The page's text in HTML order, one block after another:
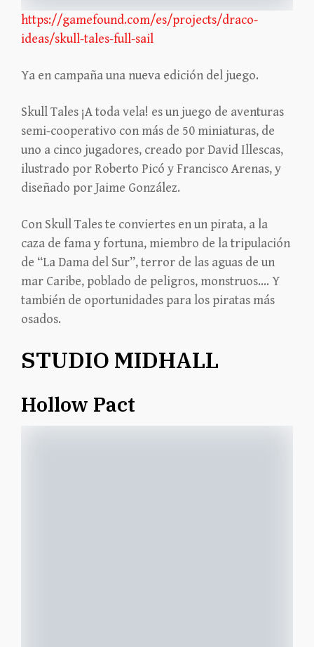
https://gamefound.com/es/projects/draco-
ideas/skull-tales-full-sail
Ya en campaña una nueva edición del juego.
Skull Tales ¡A toda vela! es un juego de aventuras
semi-cooperativo con más de 50 miniaturas, de
uno a cinco jugadores, creado por David Illescas,
ilustrado por Roberto Picó y Francisco Arenas, y
diseñado por Jaime González.
Con Skull Tales te conviertes en un pirata, a la
caza de fama y fortuna, miembro de la tripulación
de “La Dama del Sur”, terror de las aguas de un
mar Caribe, poblado de peligros, monstruos…. Y
también de oportunidades para los piratas más
osados.
STUDIO MIDHALL
Hollow Pact